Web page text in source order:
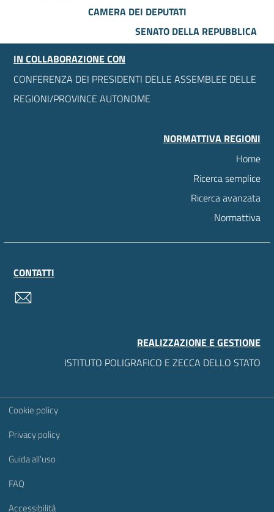
CAMERA DEI DEPUTATI
SENATO DELLA REPUBBLICA
IN COLLABORAZIONE CON
CONFERENZA DEI PRESIDENTI DELLE ASSEMBLEE DELLE
REGIONI/PROVINCE AUTONOME
NORMATTIVA REGIONI
Home
Ricerca semplice
Ricerca avanzata
Normattiva
CONTATTI
REALIZZAZIONE E GESTIONE
ISTITUTO POLIGRAFICO E ZECCA DELLO STATO
Sezione Link Utili
Cookie policy
Privacy policy
Guida all'uso
FAQ
Accessibilità